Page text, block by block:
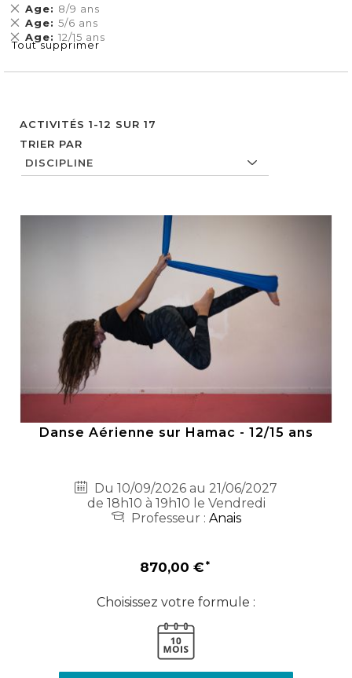
ACTIVITÉS 1-12 SUR 17
TRIER PAR
Danse Aérienne sur Hamac - 12/15 ans
Du 10/09/2026 au 21/06/2027
de 18h10 à 19h10 le Vendredi
Professeur : Anais
870,00 €
Choisissez votre formule :
Age 8/9 ans
Supprimer
cet
Élément
Age 5/6 ans
Supprimer
cet
Élément
Age 12/15 ans
Supprimer
cet
Tout supprimer